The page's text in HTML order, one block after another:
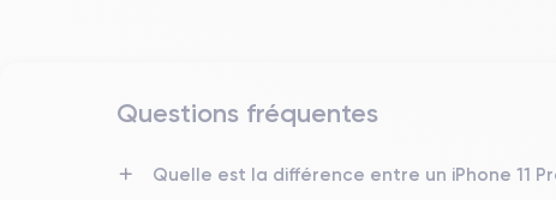
10/09/2019
Questions fréquentes
Quelle est la différence entre un iPhone 11